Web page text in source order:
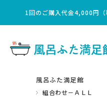
1回のご購入代金4,000円
風呂ふた満足館
組合わせ－ＡＬＬ